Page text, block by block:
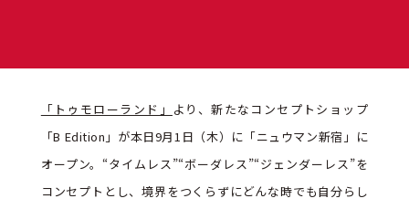
「トゥモローランド」 より、新たなコンセプトショップ
「B Edition」が本日9月1日（木）に「ニュウマン新宿」に
オープン。“タイムレス”“ボーダレス”“ジェンダーレス”を
コンセプトとし、境界をつくらずにどんな時でも自分らし